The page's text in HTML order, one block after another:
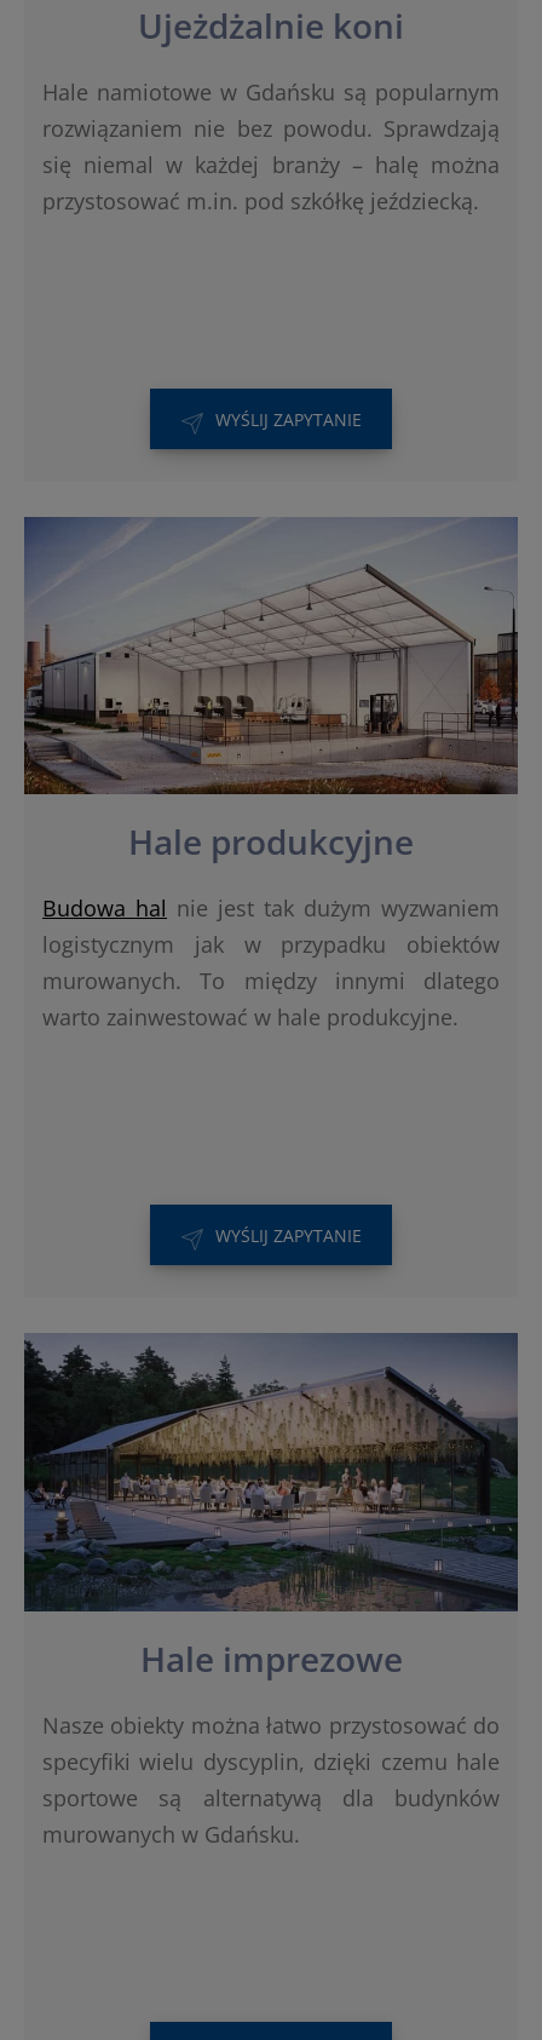
Ujeżdżalnie koni
Hale namiotowe w Gdańsku są popularnym
rozwiązaniem nie bez powodu. Sprawdzają
się niemal w każdej branży – halę można
przystosować m.in. pod szkółkę jeździecką.
WYŚLIJ ZAPYTANIE
Hale produkcyjne
Budowa hal nie jest tak dużym wyzwaniem
logistycznym jak w przypadku obiektów
murowanych. To między innymi dlatego
warto zainwestować w hale produkcyjne.
WYŚLIJ ZAPYTANIE
Hale imprezowe
Nasze obiekty można łatwo przystosować do
specyfiki wielu dyscyplin, dzięki czemu hale
sportowe są alternatywą dla budynków
murowanych w Gdańsku.